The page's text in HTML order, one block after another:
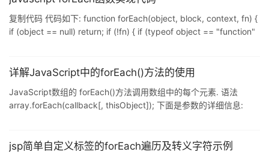
复制代码 代码如下: function forEach(object, block, context, fn) {
if (object == null) return; if (!fn) { if (typeof object == "function"
详解JavaScript中的forEach()方法的使用
JavaScript数组的 forEach()方法调用数组中的每个元素. 语法
array.forEach(callback[, thisObject]); 下面是参数的详细信息:
JavaScript扩展到ECMA-262标准;因此它可能不存在在标准的其他
jsp简单自定义标签的forEach遍历及转义字符示例